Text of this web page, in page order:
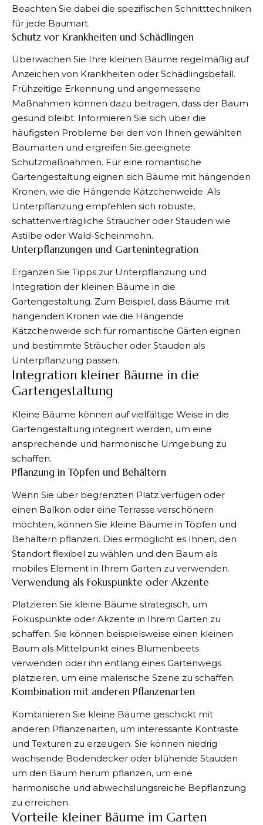
Beachten Sie dabei die spezifischen Schnitttechniken
für jede Baumart.
Schutz vor Krankheiten und Schädlingen
Überwachen Sie Ihre kleinen Bäume regelmäßig auf
Anzeichen von Krankheiten oder Schädlingsbefall.
Frühzeitige Erkennung und angemessene
Maßnahmen können dazu beitragen, dass der Baum
gesund bleibt. Informieren Sie sich über die
häufigsten Probleme bei den von Ihnen gewählten
Baumarten und ergreifen Sie geeignete
Schutzmaßnahmen. Für eine romantische
Gartengestaltung eignen sich Bäume mit hängenden
Kronen, wie die Hängende Kätzchenweide. Als
Unterpflanzung empfehlen sich robuste,
schattenverträgliche Sträucher oder Stauden wie
Astilbe oder Wald-Scheinmohn.
Unterpflanzungen und Gartenintegration
Ergänzen Sie Tipps zur Unterpflanzung und
Integration der kleinen Bäume in die
Gartengestaltung. Zum Beispiel, dass Bäume mit
hängenden Kronen wie die Hängende
Kätzchenweide sich für romantische Gärten eignen
und bestimmte Sträucher oder Stauden als
Unterpflanzung passen​​.
Integration kleiner Bäume in die
Gartengestaltung
Kleine Bäume können auf vielfältige Weise in die
Gartengestaltung integriert werden, um eine
ansprechende und harmonische Umgebung zu
schaffen.
Pflanzung in Töpfen und Behältern
Wenn Sie über begrenzten Platz verfügen oder
einen Balkon oder eine Terrasse verschönern
möchten, können Sie kleine Bäume in Töpfen und
Behältern pflanzen. Dies ermöglicht es Ihnen, den
Standort flexibel zu wählen und den Baum als
mobiles Element in Ihrem Garten zu verwenden.
Verwendung als Fokuspunkte oder Akzente
Platzieren Sie kleine Bäume strategisch, um
Fokuspunkte oder Akzente in Ihrem Garten zu
schaffen. Sie können beispielsweise einen kleinen
Baum als Mittelpunkt eines Blumenbeets
verwenden oder ihn entlang eines Gartenwegs
platzieren, um eine malerische Szene zu schaffen.
Kombination mit anderen Pflanzenarten
Kombinieren Sie kleine Bäume geschickt mit
anderen Pflanzenarten, um interessante Kontraste
und Texturen zu erzeugen. Sie können niedrig
wachsende Bodendecker oder blühende Stauden
um den Baum herum pflanzen, um eine
harmonische und abwechslungsreiche Bepflanzung
zu erreichen.
Vorteile kleiner Bäume im Garten